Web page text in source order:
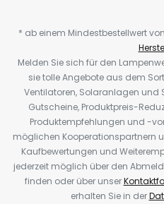
* ab einem Mindestbestellwert
Melden Sie sich für den
sie tolle Angebote aus dem
Ventilatoren, Solaranlagen und
Gutscheine, Produktpreis-
Produktempfehlungen und -
möglichen Kooperationspartnern
Kaufbewertungen und
jederzeit möglich über den
finden oder über unser
erhalten Sie in der